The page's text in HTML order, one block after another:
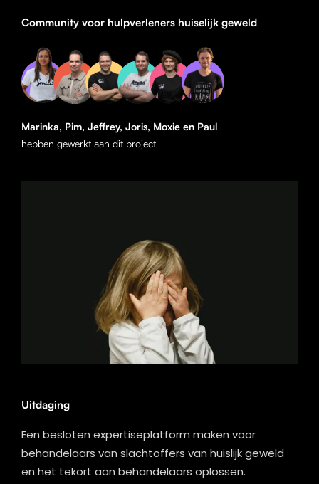
Community voor hulpverleners huiselijk geweld
Marinka, Pim, Jeffrey, Joris, Moxie en Paul
hebben gewerkt aan dit project
Uitdaging
Een besloten expertiseplatform maken voor
behandelaars van slachtoffers van huislijk geweld
en het tekort aan behandelaars oplossen.